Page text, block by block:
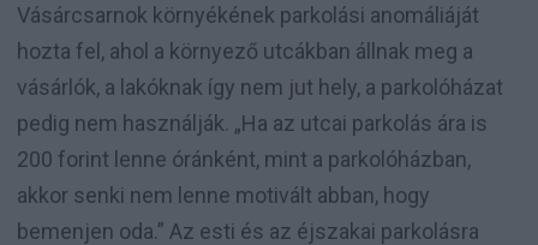
Vásárcsarnok környékének parkolási anomáliáját
hozta fel, ahol a környező utcákban állnak meg a
vásárlók, a lakóknak így nem jut hely, a parkolóházat
pedig nem használják. „Ha az utcai parkolás ára is
200 forint lenne óránként, mint a parkolóházban,
akkor senki nem lenne motivált abban, hogy
bemenjen oda.” Az esti és az éjszakai parkolásra